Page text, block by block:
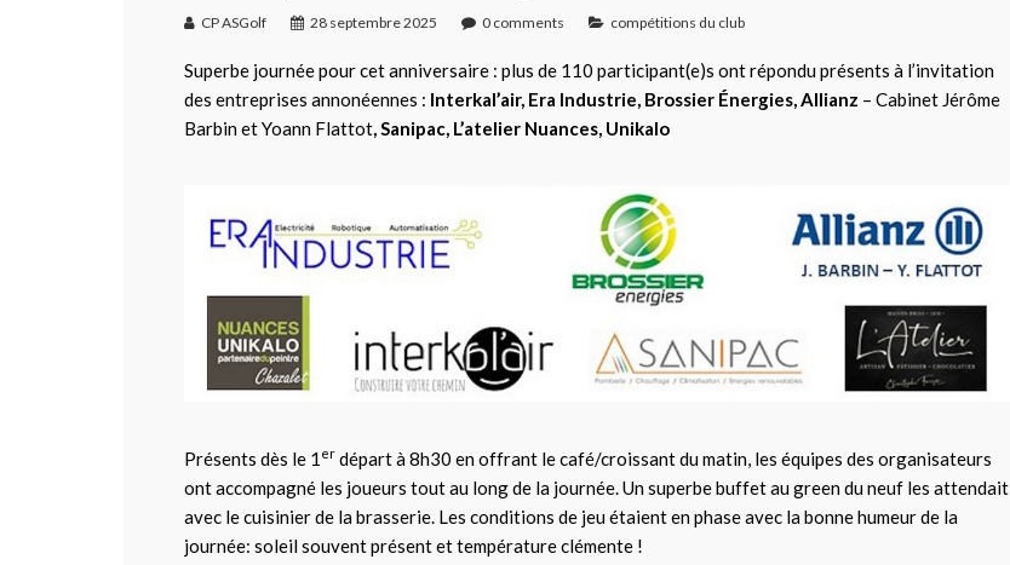
CP ASGolf 28 septembre 2025 0 comments compétitions du club
Superbe journée pour cet anniversaire : plus de 110 participant(e)s ont répondu présents à l’invitation
des entreprises annonéennes : Interkal’air, Era Industrie, Brossier Énergies, Allianz – Cabinet Jérôme
Barbin et Yoann Flattot, Sanipac, L’atelier Nuances, Unikalo
Présents dès le 1 er départ à 8h30 en offrant le café/croissant du matin, les équipes des organisateurs
ont accompagné les joueurs tout au long de la journée. Un superbe buffet au green du neuf les attendait
avec le cuisinier de la brasserie. Les conditions de jeu étaient en phase avec la bonne humeur de la
journée: soleil souvent présent et température clémente !